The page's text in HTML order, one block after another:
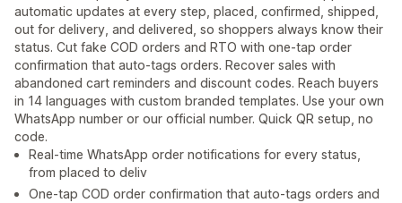
automatic updates at every step, placed, confirmed, shipped,
out for delivery, and delivered, so shoppers always know their
status. Cut fake COD orders and RTO with one-tap order
confirmation that auto-tags orders. Recover sales with
abandoned cart reminders and discount codes. Reach buyers
in 14 languages with custom branded templates. Use your own
WhatsApp number or our official number. Quick QR setup, no
code.
Real-time WhatsApp order notifications for every status,
from placed to deliv
One-tap COD order confirmation that auto-tags orders and